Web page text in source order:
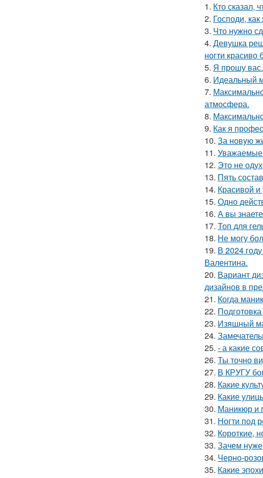
1. Кто сказал,
2. Господи,
3. Что нужно
4. Девушка
ногти красиво
5. Я прошу вас.
6. Идеальный
7.
атмосфера.
8.
9. Как я
10. За новyю
11. Уважаемые
12. Это не
13. Пять
14. Красивой
15. Одно
16. А вы
17. Топ для
18. Не могу
19. В 2024
Валентина.
20. Вариант
дизайнов в
21. Когда
22.
23. Изящный
24.
25. - а какие
26. Ты точно
27. В КРУГУ
28. Какие
29. Какие
30. Маникюр и
31. Ногти под
32. Короткие,
33. Зачем
34. Черно-
35. Какие